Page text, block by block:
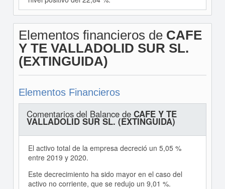
Elementos financieros de CAFE
Y TE VALLADOLID SUR SL.
(EXTINGUIDA)
Elementos Financieros
Comentarios del Balance de CAFE Y TE
VALLADOLID SUR SL. (EXTINGUIDA)
El activo total de la empresa decreció un 5,05 %
entre 2019 y 2020.
Este decrecimiento ha sido mayor en el caso del
activo no corriente, que se redujo un 9,01 %.